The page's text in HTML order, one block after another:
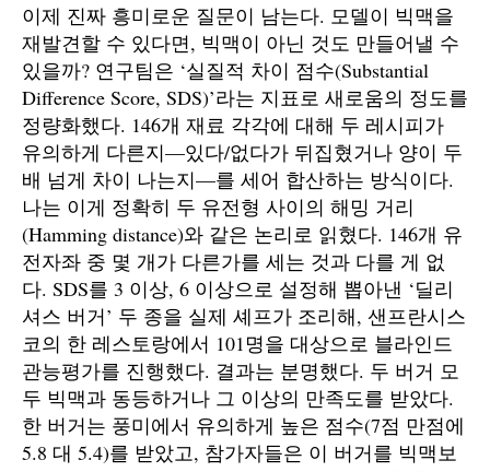
이제 진짜 흥미로운 질문이 남는다. 모델이 빅맥을
재발견할 수 있다면, 빅맥이 아닌 것도 만들어낼 수
있을까? 연구팀은 ‘실질적 차이 점수(Substantial
Difference Score, SDS)’라는 지표로 새로움의 정도를
정량화했다. 146개 재료 각각에 대해 두 레시피가
유의하게 다른지—있다/없다가 뒤집혔거나 양이 두
배 넘게 차이 나는지—를 세어 합산하는 방식이다.
나는 이게 정확히 두 유전형 사이의 해밍 거리
(Hamming distance)와 같은 논리로 읽혔다. 146개 유
전자좌 중 몇 개가 다른가를 세는 것과 다를 게 없
다. SDS를 3 이상, 6 이상으로 설정해 뽑아낸 ‘딜리
셔스 버거’ 두 종을 실제 셰프가 조리해, 샌프란시스
코의 한 레스토랑에서 101명을 대상으로 블라인드
관능평가를 진행했다. 결과는 분명했다. 두 버거 모
두 빅맥과 동등하거나 그 이상의 만족도를 받았다.
한 버거는 풍미에서 유의하게 높은 점수(7점 만점에
5.8 대 5.4)를 받았고, 참가자들은 이 버거를 빅맥보